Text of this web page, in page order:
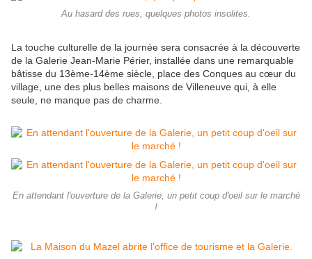
Au hasard des rues, quelques photos insolites.
La touche culturelle de la journée sera consacrée à la découverte
de la Galerie Jean-Marie Périer, installée dans une remarquable
bâtisse du 13ème-14ème siècle, place des Conques au cœur du
village, une des plus belles maisons de Villeneuve qui, à elle
seule, ne manque pas de charme.
En attendant l'ouverture de la Galerie, un petit coup d'oeil sur le marché
!